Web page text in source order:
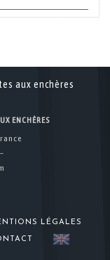
ENCHÈRES
LÉGALES